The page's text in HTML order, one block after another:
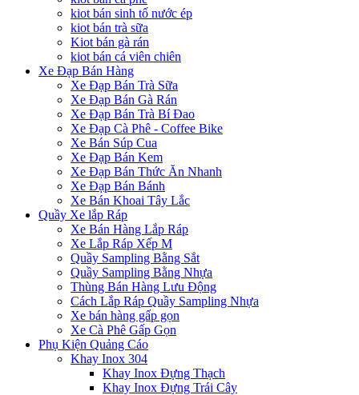
kiot bán sinh tố nước ép
kiot bán trà sữa
Kiot bán gà rán
kiot bán cá viên chiên
Xe Đạp Bán Hàng
Xe Đạp Bán Trà Sữa
Xe Đạp Bán Gà Rán
Xe Đạp Bán Trà Bí Đao
Xe Đạp Cà Phê - Coffee Bike
Xe Bán Súp Cua
Xe Đạp Bán Kem
Xe Đạp Bán Thức Ăn Nhanh
Xe Đạp Bán Bánh
Xe Bán Khoai Tây Lắc
Quầy Xe lắp Ráp
Xe Bán Hàng Lắp Ráp
Xe Lắp Ráp Xếp M
Quầy Sampling Bằng Sắt
Quầy Sampling Bằng Nhựa
Thùng Bán Hàng Lưu Động
Cách Lắp Ráp Quầy Sampling Nhựa
Xe bán hàng gấp gọn
Xe Cà Phê Gấp Gọn
Phụ Kiện Quảng Cáo
Khay Inox 304
Khay Inox Đựng Thạch
Khay Inox Đựng Trái Cây